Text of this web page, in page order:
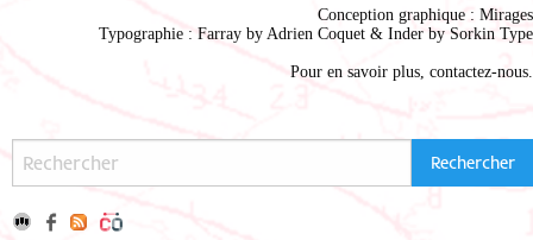
Conception graphique : Mirages
Typographie : Farray by Adrien Coquet & Inder by Sorkin Type
Pour en savoir plus, contactez-nous